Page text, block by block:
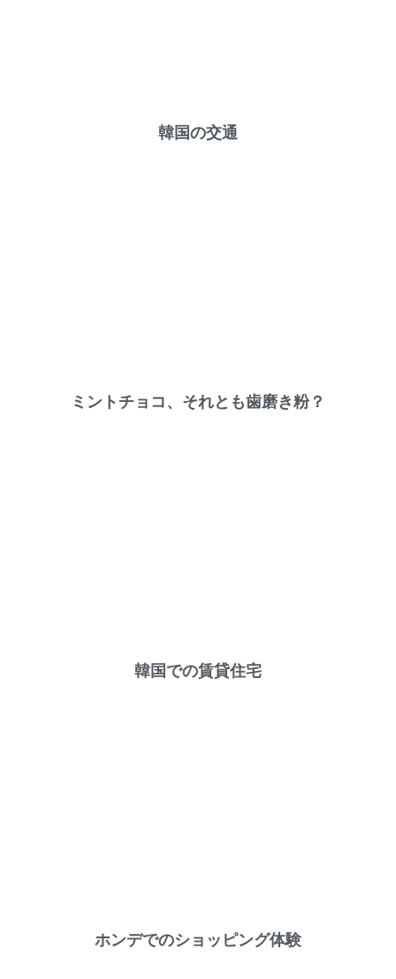
韓国の交通
ミントチョコ、それとも歯磨き粉？
韓国での賃貸住宅
ホンデでのショッピング体験